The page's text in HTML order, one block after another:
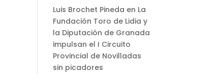
Luis Brochet Pineda en La
Fundación Toro de Lidia y
la Diputación de Granada
impulsan el I Circuito
Provincial de Novilladas
sin picadores